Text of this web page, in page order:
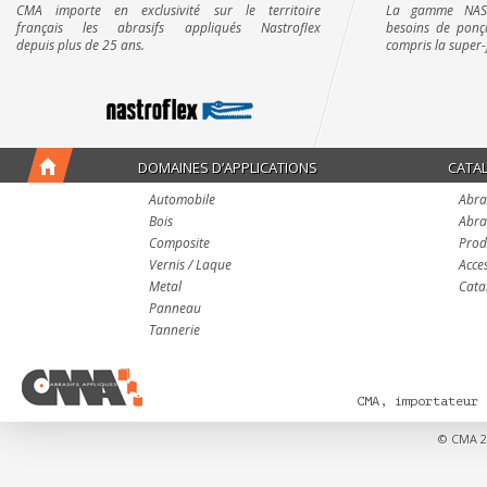
CMA importe en exclusivité sur le territoire
français les abrasifs appliqués Nastroflex
depuis plus de 25 ans.
La gamme
besoins de
compris la
DOMAINES D’APPLICATIONS
Automobile
Bois
Composite
Vernis / Laque
Metal
Panneau
Tannerie
CMA,
© CMA